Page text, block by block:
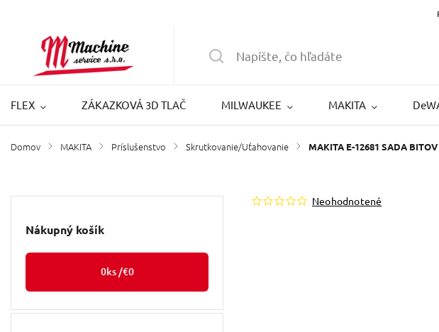
FLEX ZÁKAZKOVÁ 3D TLAČ MILWAUKEE MAKITA
Domov / MAKITA / Príslušenstvo / Skrutkovanie/Uťahovanie / MAKITA E-12681 SADA
Nákupný košík
0ks /€0
Neohodnotené